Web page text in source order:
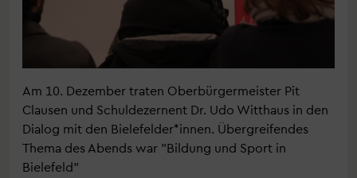
Am 10. Dezember traten Oberbürgermeister Pit
Clausen und Schuldezernent Dr. Udo Witthaus in den
Dialog mit den Bielefelder*innen. Übergreifendes
Thema des Abends war "Bildung und Sport in
Bielefeld"